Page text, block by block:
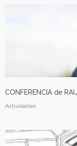
CONFERENCIA de
Actividades